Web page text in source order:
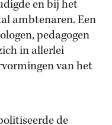
en bij het
ambtenaren. Een
pedagogen
in allerlei
van het
de